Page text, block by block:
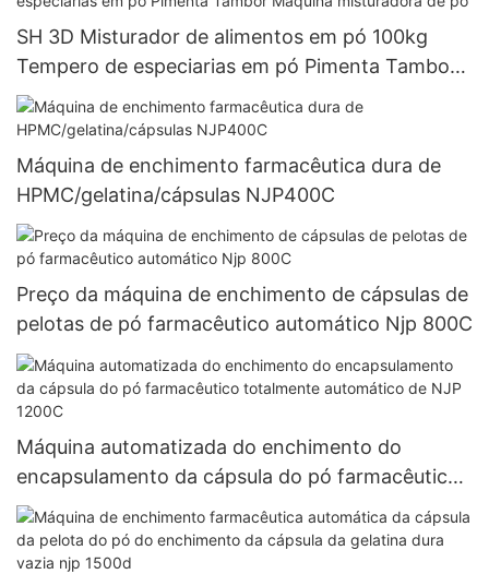
SH 3D Misturador de alimentos em pó 100kg
Tempero de especiarias em pó Pimenta Tambor
Máquina misturadora de pó
Máquina de enchimento farmacêutica dura de
HPMC/gelatina/cápsulas NJP400C
Preço da máquina de enchimento de cápsulas de
pelotas de pó farmacêutico automático Njp 800C
Máquina automatizada do enchimento do
encapsulamento da cápsula do pó farmacêutico
totalmente automático de NJP 1200C